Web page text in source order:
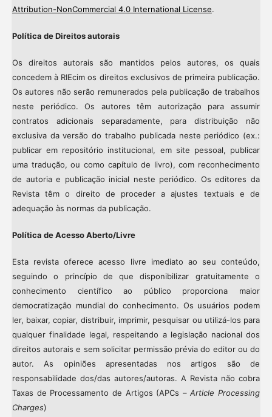
Attribution-NonCommercial 4.0 International License.
Política de Direitos autorais
Os direitos autorais são mantidos pelos autores, os quais
concedem à RIEcim os direitos exclusivos de primeira publicação.
Os autores não serão remunerados pela publicação de trabalhos
neste periódico. Os autores têm autorização para assumir
contratos adicionais separadamente, para distribuição não
exclusiva da versão do trabalho publicada neste periódico (ex.:
publicar em repositório institucional, em site pessoal, publicar
uma tradução, ou como capítulo de livro), com reconhecimento
de autoria e publicação inicial neste periódico. Os editores da
Revista têm o direito de proceder a ajustes textuais e de
adequação às normas da publicação.
Política de Acesso Aberto/Livre
Esta revista oferece acesso livre imediato ao seu conteúdo,
seguindo o princípio de que disponibilizar gratuitamente o
conhecimento científico ao público proporciona maior
democratização mundial do conhecimento. Os usuários podem
ler, baixar, copiar, distribuir, imprimir, pesquisar ou utilizá-los para
qualquer finalidade legal, respeitando a legislação nacional dos
direitos autorais e sem solicitar permissão prévia do editor ou do
autor. As opiniões apresentadas nos artigos são de
responsabilidade dos/das autores/autoras. A Revista não cobra
Taxas de Processamento de Artigos (APCs –Article Processing
Charges)